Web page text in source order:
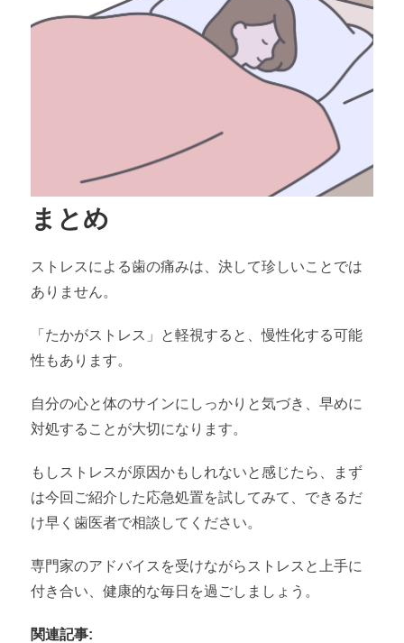
まとめ
ストレスによる歯の痛みは、決して珍しいことでは
ありません。
「たかがストレス」と軽視すると、慢性化する可能
性もあります。
自分の心と体のサインにしっかりと気づき、早めに
対処することが大切になります。
もしストレスが原因かもしれないと感じたら、まず
は今回ご紹介した応急処置を試してみて、できるだ
け早く歯医者で相談してください。
専門家のアドバイスを受けながらストレスと上手に
付き合い、健康的な毎日を過ごしましょう。
関連記事: